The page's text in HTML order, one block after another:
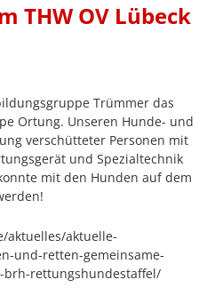
THW OV Lübeck
Trümmer das
Ortung. Unseren Hunde- und
verschütteter Personen mit
und Spezialtechnik
mit den Hunden auf dem
aktuelles/aktuelle-
und-retten-gemeinsame-
rettungshundestaffel/